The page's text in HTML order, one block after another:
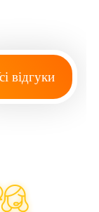
відгуки